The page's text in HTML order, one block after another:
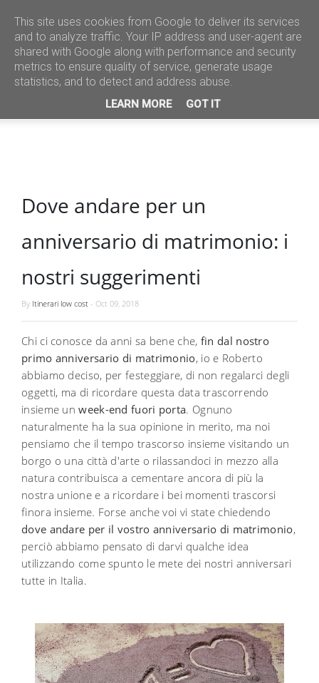
Dove andare per un
anniversario di matrimonio: i
nostri suggerimenti
By Itinerari low cost - Oct 09, 2018
Chi ci conosce da anni sa bene che, fin dal nostro
primo anniversario di matrimonio, io e Roberto
abbiamo deciso, per festeggiare, di non regalarci degli
oggetti, ma di ricordare questa data trascorrendo
insieme unweek-end fuori porta. Ognuno
naturalmente ha la sua opinione in merito, ma noi
pensiamo che il tempo trascorso insieme visitando un
borgo o una città d'arte o rilassandoci in mezzo alla
natura contribuisca a cementare ancora di più la
nostra unione e a ricordare i bei momenti trascorsi
finora insieme. Forse anche voi vi state chiedendo
dove andare per il vostro anniversario di matrimonio,
perciò abbiamo pensato di darvi qualche idea
utilizzando come spunto le mete dei nostri anniversari
tutte in Italia.
This site uses cookies from Google to deliver its services
and to analyze traffic. Your IP address and user-agent are
shared with Google along with performance and security
metrics to ensure quality of service, generate usage
statistics, and to detect and address abuse.
LEARN MORE GOT IT